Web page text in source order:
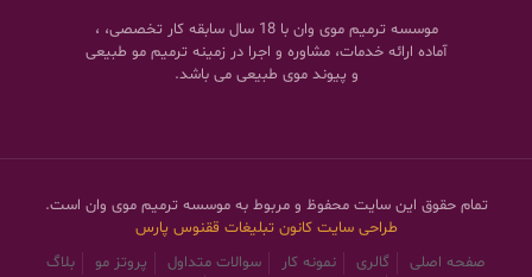
موسسه ترمیم موی وان با 18 سال سابقه کار تخصصی، ،
آماده ارائه خدمات، مشاوره و اجرا در زمینه ترمیم مو طبیعی
و پیوند موی طبیعی می باشد.
تمام حقوق این سایت محفوظ و مربوط به موسسه ترمیم موی وان است.
طراحی سایت کانون تبلیغات ققنوس پارس
صفحه اصلی
گالری نمونه کار سوالات متداول پروتز مو
بلاگ